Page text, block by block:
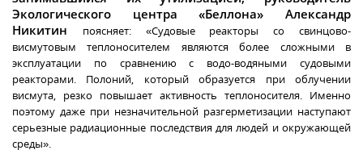
Экологического центра «Беллона» Александр
Никитин
поясняет: «Судовые реакторы со свинцово-
висмутовым теплоносителем являются более сложными в
эксплуатации по сравнению с водо-водяными судовыми
реакторами. Полоний, который образуется при облучении
висмута, резко повышает активность теплоносителя. Именно
поэтому даже при незначительной разгерметизации наступают
серьезные радиационные последствия для людей и окружающей
среды».